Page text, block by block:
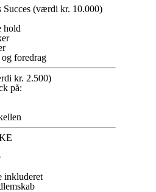
Succes (værdi kr. 10.000)
hold
foredrag
kr. 2.500)
på:
inkluderet